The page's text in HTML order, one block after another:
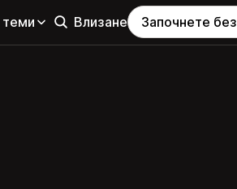
теми Влизане Започнете